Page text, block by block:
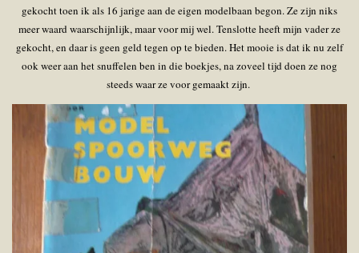
gekocht toen ik als 16 jarige aan de eigen modelbaan begon. Ze zijn niks
meer waard waarschijnlijk, maar voor mij wel. Tenslotte heeft mijn vader ze
gekocht, en daar is geen geld tegen op te bieden. Het mooie is dat ik nu zelf
ook weer aan het snuffelen ben in die boekjes, na zoveel tijd doen ze nog
steeds waar ze voor gemaakt zijn.